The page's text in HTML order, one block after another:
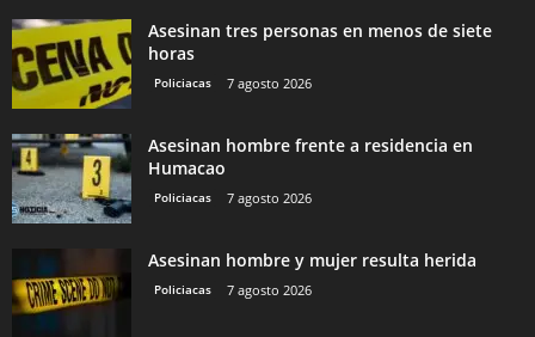
Asesinan tres personas en menos de siete
horas
Policiacas 7 agosto 2026
Asesinan hombre frente a residencia en
Humacao
Policiacas 7 agosto 2026
Asesinan hombre y mujer resulta herida
Policiacas 7 agosto 2026